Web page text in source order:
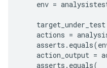
env =
target_under_test
actions =
asserts . equals(
action_output =
asserts . equals(